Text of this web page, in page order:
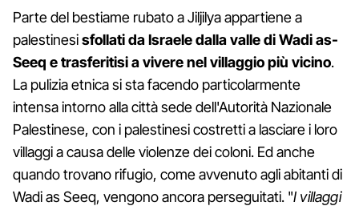
Parte del bestiame rubato a Jiljilya appartiene a
palestinesisfollati da Israele dalla valle di Wadi as-
Seeq e trasferitisi a vivere nel villaggio più vicino.
La pulizia etnica si sta facendo particolarmente
intensa intorno alla città sede dell'Autorità Nazionale
Palestinese, con i palestinesi costretti a lasciare i loro
villaggi a causa delle violenze dei coloni. Ed anche
quando trovano rifugio, come avvenuto agli abitanti di
Wadi as Seeq, vengono ancora perseguitati. "I villaggi